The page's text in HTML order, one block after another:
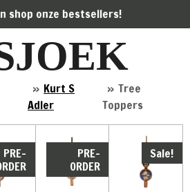
bestsellers!
» Kurt S
Adler
» Tree
Toppers
PRE-
PRE-
ORDER
Sale!